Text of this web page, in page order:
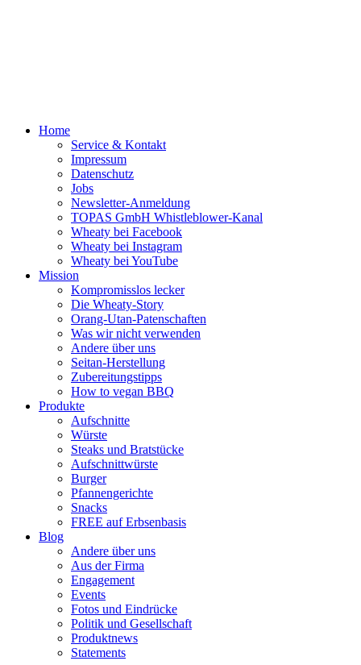
Home
Service & Kontakt
Impressum
Datenschutz
Jobs
Newsletter-Anmeldung
TOPAS GmbH Whistleblower-Kanal
Wheaty bei Facebook
Wheaty bei Instagram
Wheaty bei YouTube
Mission
Kompromisslos lecker
Die Wheaty-Story
Orang-Utan-Patenschaften
Was wir nicht verwenden
Andere über uns
Seitan-Herstellung
Zubereitungstipps
How to vegan BBQ
Produkte
Aufschnitte
Würste
Steaks und Bratstücke
Aufschnittwürste
Burger
Pfannengerichte
Snacks
FREE auf Erbsenbasis
Blog
Andere über uns
Aus der Firma
Engagement
Events
Fotos und Eindrücke
Politik und Gesellschaft
Produktnews
Statements